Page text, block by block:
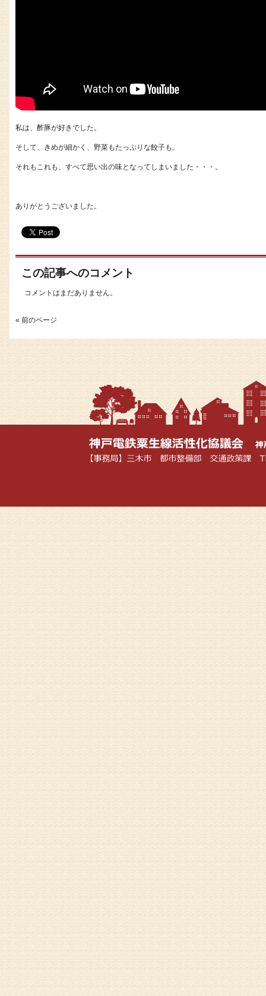
私は、酢豚が好きでした。
そして、きめが細かく、野菜もたっぷりな餃子も。
それもこれも、すべて思い出の味となってしまいました・・・。
ありがとうございました。
この記事へのコメント
コメントはまだありません。
« 前のページ